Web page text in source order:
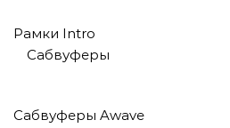
Рамки Intro
Сабвуферы
Сабвуферы Awave